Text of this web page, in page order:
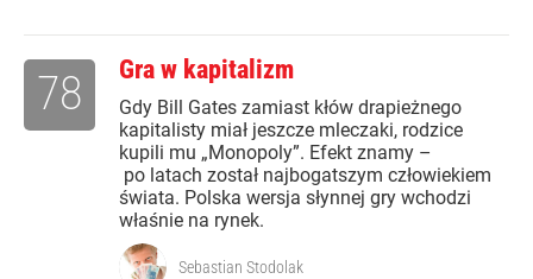
Gra w kapitalizm
Gdy Bill Gates zamiast kłów drapieżnego
kapitalisty miał jeszcze mleczaki, rodzice
kupili mu „Monopoly”. Efekt znamy –
po latach został najbogatszym człowiekiem
świata. Polska wersja słynnej gry wchodzi
właśnie na rynek.
78
Sebastian Stodolak